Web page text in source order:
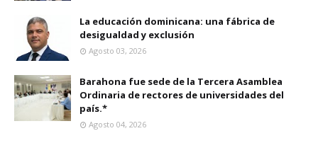
La educación dominicana: una fábrica de
desigualdad y exclusión
Agosto 03, 2026
Barahona fue sede de la Tercera Asamblea
Ordinaria de rectores de universidades del
país.*
Agosto 04, 2026